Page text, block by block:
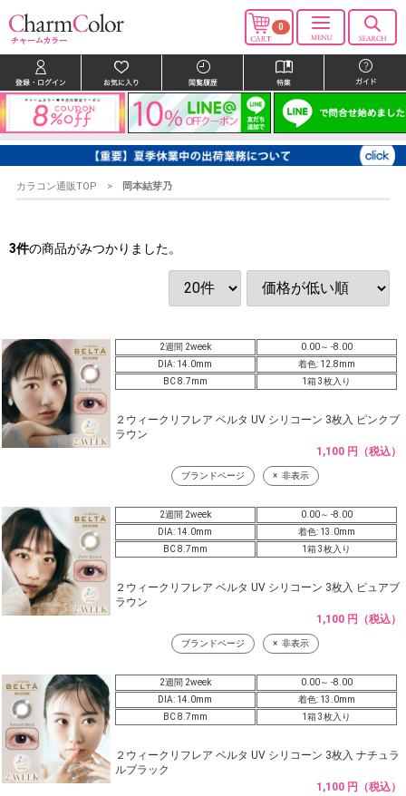
0
カラコン通販TOP 岡本結芽乃
3件の商品がみつかりました。
2週間 2week
0.00～ -8.00
DIA: 14.0mm
着色: 12.8mm
BC 8.7mm
1箱 3枚入り
２ウィークリフレア ベルタ UV シリコーン 3枚入 ピンクブ
ラウン
1,100 円（税込）
ブランドページ 非表示
2週間 2week
0.00～ -8.00
DIA: 14.0mm
着色: 13.0mm
BC 8.7mm
1箱 3枚入り
２ウィークリフレア ベルタ UV シリコーン 3枚入 ピュアブ
ラウン
1,100 円（税込）
ブランドページ 非表示
2週間 2week
0.00～ -8.00
DIA: 14.0mm
着色: 13.0mm
BC 8.7mm
1箱 3枚入り
２ウィークリフレア ベルタ UV シリコーン 3枚入 ナチュラ
ルブラック
1,100 円（税込）